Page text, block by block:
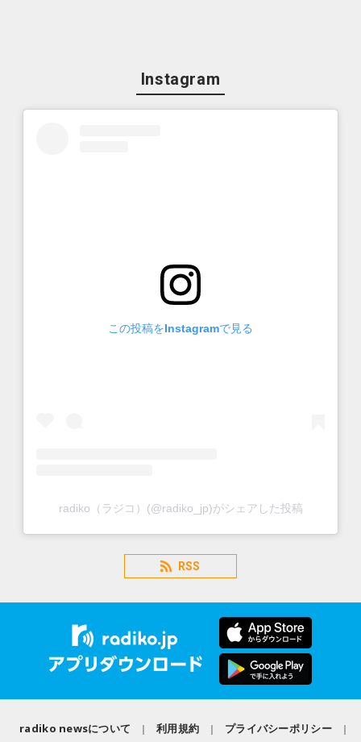
Instagram
この投稿をInstagramで見る
radiko（ラジコ）(@radiko_jp)がシェアした投稿
RSS
radiko newsについて 利用規約
プライバシーポリシー